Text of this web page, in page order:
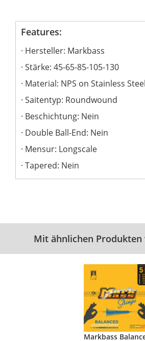
Features:
Hersteller: Markbass
Stärke: 45-65-85-105-130
Material: NPS on Stainless Steel
Saitentyp: Roundwound
Beschichtung: Nein
Double Ball-End: Nein
Mensur: Longscale
Tapered: Nein
Mit ähnlichen Produkten
Markbass